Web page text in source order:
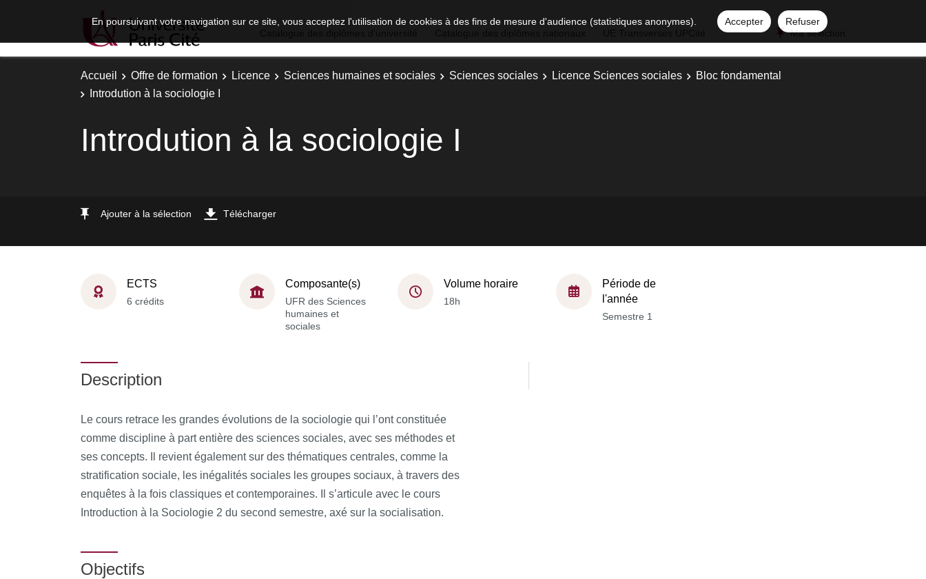
En poursuivant votre navigation sur ce site, vous acceptez l'utilisation de cookies à des fins de mesure d'audience (statistiques anonymes). Accepter
Refuser
Ma sélection
Accueil Offre de formation Licence Sciences humaines et sociales Sciences sociales Licence Sciences sociales
Bloc fondamental
Introdution à la sociologie I
Introdution à la sociologie I
Ajouter à la sélection Télécharger
ECTS
6 crédits
Composante(s)
UFR des Sciences
humaines et
sociales
Volume horaire
18h
Période de
l'année
Semestre 1
Description
Le cours retrace les grandes évolutions de la sociologie qui l’ont constituée
comme discipline à part entière des sciences sociales, avec ses méthodes et
ses concepts. Il revient également sur des thématiques centrales, comme la
stratification sociale, les inégalités sociales les groupes sociaux, à travers des
enquêtes à la fois classiques et contemporaines. Il s’articule avec le cours
Introduction à la Sociologie 2 du second semestre, axé sur la socialisation.
Objectifs